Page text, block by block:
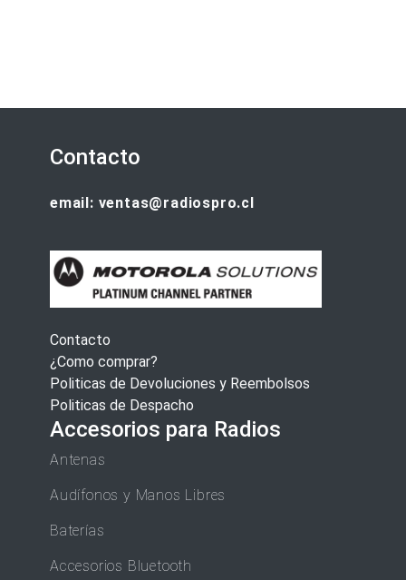
Contacto
email: ventas@radiospro.cl
Contacto
¿Como comprar?
Politicas de Devoluciones y Reembolsos
Politicas de Despacho
Accesorios para Radios
Antenas
Audífonos y Manos Libres
Baterías
Accesorios Bluetooth